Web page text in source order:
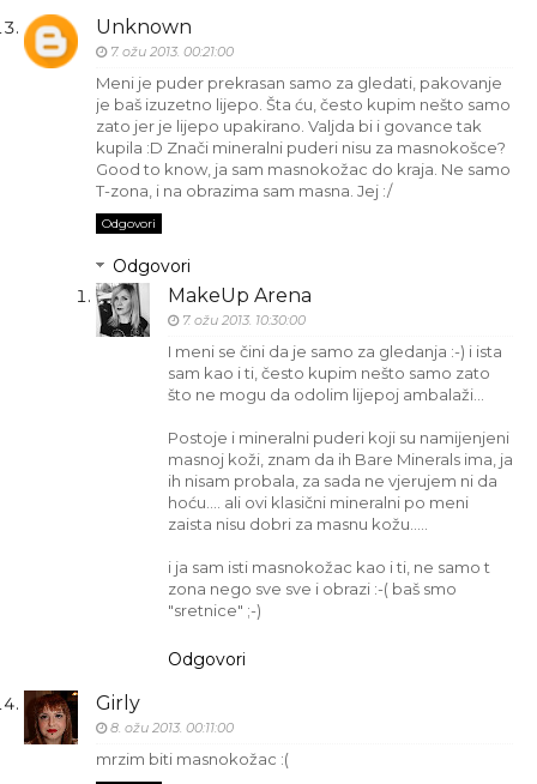
Unknown
7. ožu 2013. 00:21:00
Meni je puder prekrasan samo za gledati, pakovanje
je baš izuzetno lijepo. Šta ću, često kupim nešto samo
zato jer je lijepo upakirano. Valjda bi i govance tak
kupila :D Znači mineralni puderi nisu za masnokošce?
Good to know, ja sam masnokožac do kraja. Ne samo
T-zona, i na obrazima sam masna. Jej :/
Odgovori
Odgovori
MakeUp Arena
7. ožu 2013. 10:30:00
I meni se čini da je samo za gledanja :-) i ista
sam kao i ti, često kupim nešto samo zato
što ne mogu da odolim lijepoj ambalaži...
Postoje i mineralni puderi koji su namijenjeni
masnoj koži, znam da ih Bare Minerals ima, ja
ih nisam probala, za sada ne vjerujem ni da
hoću.... ali ovi klasični mineralni po meni
zaista nisu dobri za masnu kožu.....
i ja sam isti masnokožac kao i ti, ne samo t
zona nego sve sve i obrazi :-( baš smo
"sretnice" ;-)
Odgovori
Girly
8. ožu 2013. 00:11:00
mrzim biti masnokožac :(